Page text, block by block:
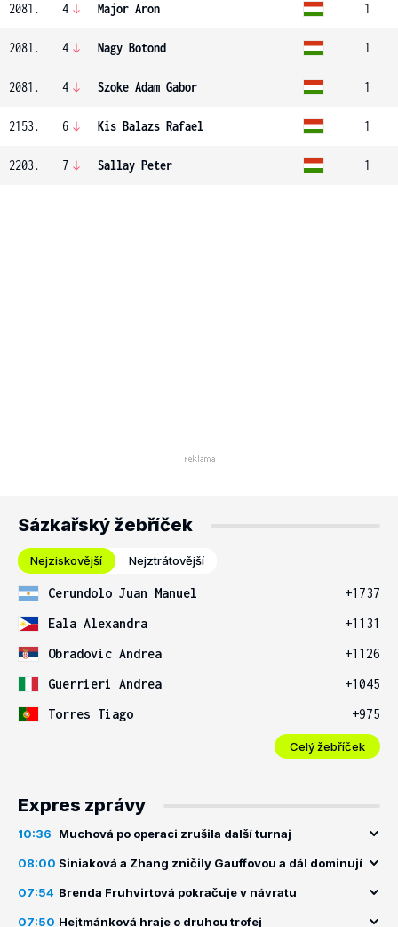
2081. 4 Major Aron 1
2081. 4 Nagy Botond 1
2081. 4 Szoke Adam Gabor 1
2153. 6 Kis Balazs Rafael 1
2203. 7 Sallay Peter 1
Sázkařský žebříček
Nejziskovější Nejztrátovější
Cerundolo Juan Manuel
+1737
Eala Alexandra
+1131
Obradovic Andrea
+1126
Guerrieri Andrea
+1045
Torres Tiago
+975
Celý žebříček
Expres zprávy
10:36 Muchová po operaci zrušila další turnaj
08:00 Siniaková a Zhang zničily Gauffovou a dál dominují
07:54 Brenda Fruhvirtová pokračuje v návratu
07:50 Hejtmánková hraje o druhou trofej